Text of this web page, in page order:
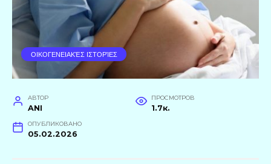
ΟΙΚΟΓΕΝΕΙΑΚΈΣ ΙΣΤΟΡΊΕΣ
АВТОР
ANI
ПРОСМОТРОВ
1.7к.
ОПУБЛИКОВАНО
05.02.2026